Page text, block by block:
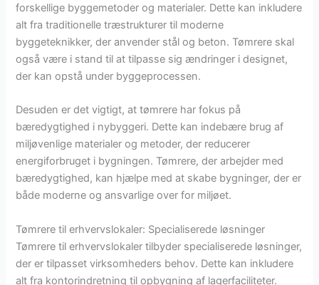
forskellige byggemetoder og materialer. Dette kan inkludere
alt fra traditionelle træstrukturer til moderne
byggeteknikker, der anvender stål og beton. Tømrere skal
også være i stand til at tilpasse sig ændringer i designet,
der kan opstå under byggeprocessen.
Desuden er det vigtigt, at tømrere har fokus på
bæredygtighed i nybyggeri. Dette kan indebære brug af
miljøvenlige materialer og metoder, der reducerer
energiforbruget i bygningen. Tømrere, der arbejder med
bæredygtighed, kan hjælpe med at skabe bygninger, der er
både moderne og ansvarlige over for miljøet.
Tømrere til erhvervslokaler: Specialiserede løsninger
Tømrere til erhvervslokaler tilbyder specialiserede løsninger,
der er tilpasset virksomheders behov. Dette kan inkludere
alt fra kontorindretning til opbygning af lagerfaciliteter.